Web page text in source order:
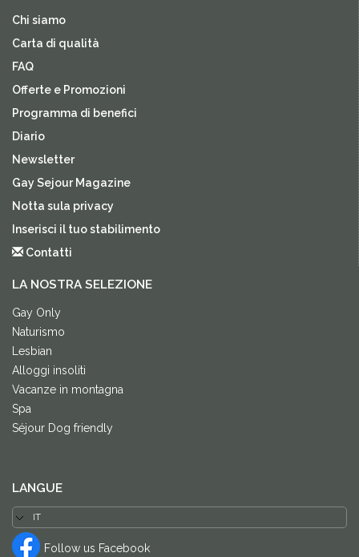
Chi siamo
Carta di qualità
FAQ
Offerte e Promozioni
Programma di benefici
Diario
Newsletter
Gay Sejour Magazine
Notta sula privacy
Inserisci il tuo stabilimento
Contatti
LA NOSTRA SELEZIONE
Gay Only
Naturismo
Lesbian
Alloggi insoliti
Vacanze in montagna
Spa
Séjour Dog friendly
LANGUE
Follow us Facebook